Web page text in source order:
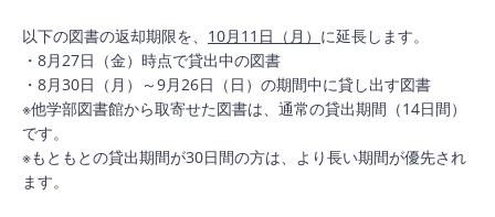
以下の図書の返却期限を、 10月11日（月） に延長します。
・8月27日（金）時点で貸出中の図書
・8月30日（月）～9月26日（日）の期間中に貸し出す図書
※他学部図書館から取寄せた図書は、通常の貸出期間（14日間）
です。
※もともとの貸出期間が30日間の方は、より長い期間が優先され
ます。